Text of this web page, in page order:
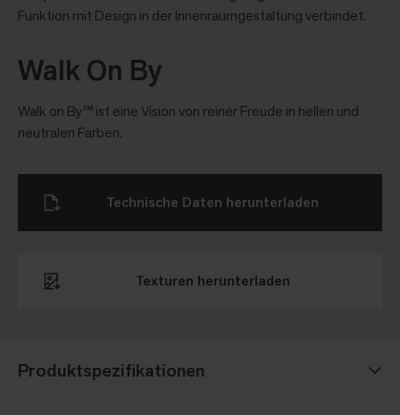
Funktion mit Design in der Innenraumgestaltung verbindet.
Walk On By
Walk on By™ ist eine Vision von reiner Freude in hellen und
neutralen Farben.
Produktspezifikationen
Texturen herunterladen​
Technische Daten herunterladen